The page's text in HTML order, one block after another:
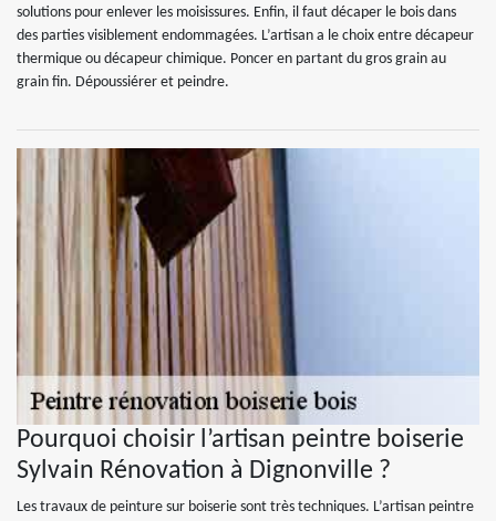
solutions pour enlever les moisissures. Enfin, il faut décaper le bois dans
des parties visiblement endommagées. L’artisan a le choix entre décapeur
thermique ou décapeur chimique. Poncer en partant du gros grain au
grain fin. Dépoussiérer et peindre.
Pourquoi choisir l’artisan peintre boiserie
Sylvain Rénovation à Dignonville ?
Les travaux de peinture sur boiserie sont très techniques. L’artisan peintre